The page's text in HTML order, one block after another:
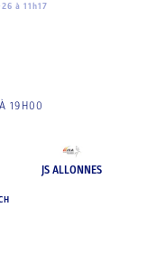
à 11h17
19H00
JS ALLONNES